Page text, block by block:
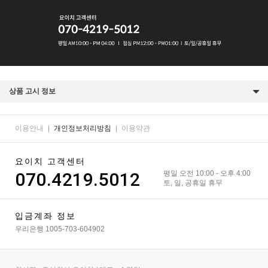
상품 고시 정보
이용안내 개인정보처리방침 이용약관
요이치 고객센터
070.4219.5012
평일 오전 10:00 - 오후 4:00
토, 일, 공휴일 휴무
입금계좌 정보
우리은행 1005-703-604902